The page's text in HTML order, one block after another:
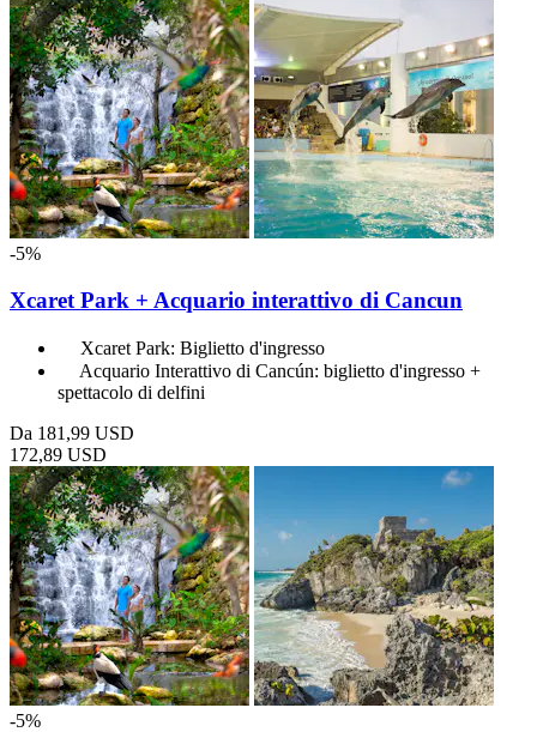
-5%
Xcaret Park + Acquario interattivo di Cancun
Xcaret Park: Biglietto d'ingresso
Acquario Interattivo di Cancún: biglietto d'ingresso +
spettacolo di delfini
Da 181,99 USD
172,89 USD
-5%